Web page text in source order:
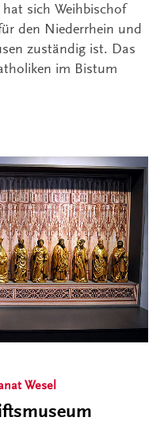
sich Weihbischof
den Niederrhein und
zuständig ist. Das
im Bistum
Wesel